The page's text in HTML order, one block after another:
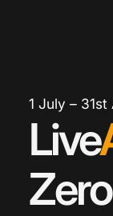
1 July – 31st
Live